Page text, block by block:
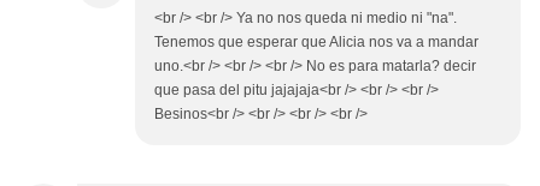
<br /> <br /> Ya no nos queda ni medio ni "na".
Tenemos que esperar que Alicia nos va a mandar
uno.<br /> <br /> <br /> No es para matarla? decir
que pasa del pitu jajajaja<br /> <br /> <br />
Besinos<br /> <br /> <br /> <br />